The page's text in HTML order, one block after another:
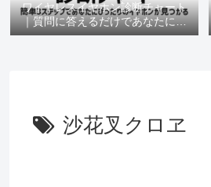
ワイヤレスイヤホン診断チャート
｜質問に答えるだけであなたにお
すすめの機種がわかる
沙花叉クロヱ